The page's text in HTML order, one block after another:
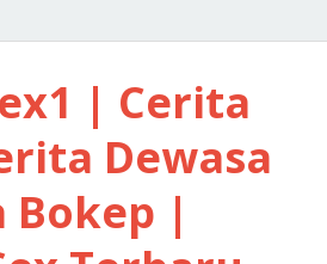
| Cerita
Dewasa
Bokep |